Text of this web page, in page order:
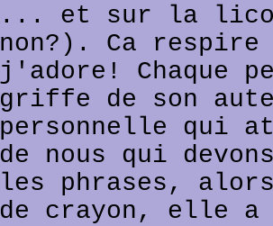
... et sur la
non?). Ca respire
j'adore! Chaque
griffe de son
personnelle qui
de nous qui
les phrases,
de crayon, elle